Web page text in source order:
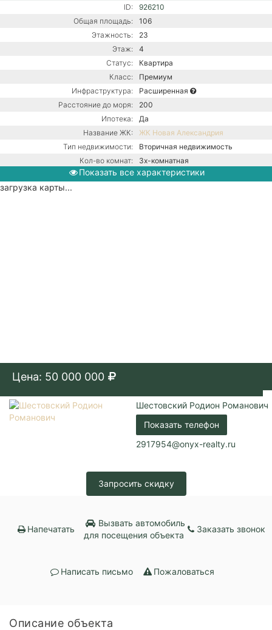
ID:
926210
Общая площадь:
106
Этажность:
23
Этаж:
4
Статус:
Квартира
Класс:
Премиум
Инфраструктура:
Расширенная
Расстояние до моря:
200
Ипотека:
Да
Название ЖК:
ЖК Новая Александрия
Тип недвижимости:
Вторичная недвижимость
Кол-во комнат:
3х-комнатная
Тип дома:
Монолитный
Показать все характеристики
загрузка карты...
Цена: 50 000 000
Шестовский Родион Романович
Показать телефон
2917954@onyx-realty.ru
Запросить скидку
Напечатать
Вызвать автомобиль
для посещения объекта
Заказать звонок
Написать письмо Пожаловаться
Описание объекта